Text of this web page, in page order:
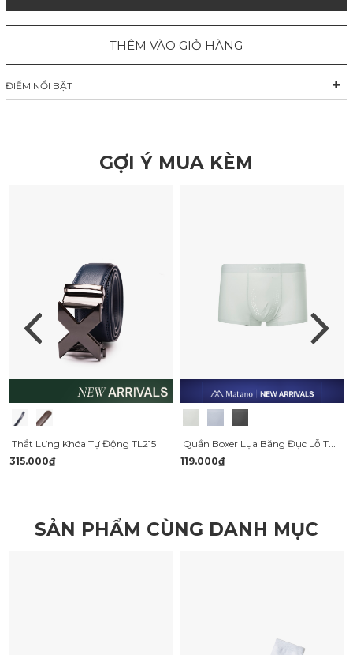
THÊM VÀO GIỎ HÀNG
ĐIỂM NỔI BẬT
GỢI Ý MUA KÈM
Thắt Lưng Khóa Tự Động TL215
315.000₫
Quần Boxer Lụa Băng Đục Lỗ Thoáng Khí QL067
119.000₫
SẢN PHẨM CÙNG DANH MỤC